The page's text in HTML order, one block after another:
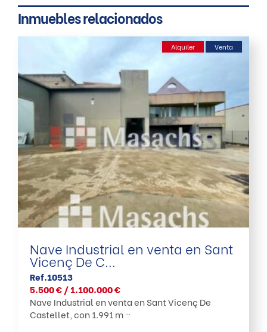
Inmuebles relacionados
Alquiler Venta
Nave Industrial en venta en Sant
Vicenç De C...
Ref.10513
5.500 € / 1.100.000 €
Nave Industrial en venta en Sant Vicenç De
Castellet, con 1.991 m ...